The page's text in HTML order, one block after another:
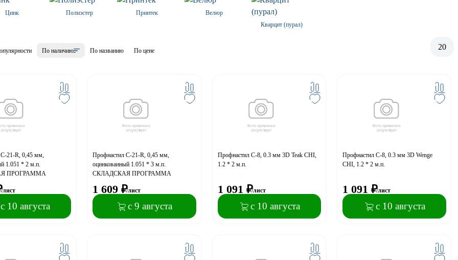
Цинк Полиэстер Принтек
Велюр
Кварцит (пурал)
По наличию По названию По цене 20
21-R, 0,45 мм,
1.051 * 2 м.п.
ПРОГРАММА
/лист
с 10 августа
Профнастил С-21-R, 0,45 мм,
оцинкованный 1.051 * 3 м.п.
СКЛАДСКАЯ ПРОГРАММА
1 609 ₽/лист
с 9 августа
Профнастил С-8, 0.3 мм 3D Teak CHI,
1.2 * 2 м.п.
1 091 ₽/лист
с 10 августа
Профнастил С-8, 0.3 мм 3D Wenge
CHI, 1.2 * 2 м.п.
1 091 ₽/лист
с 10 августа